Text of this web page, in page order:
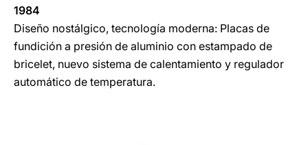
1984
Diseño nostálgico, tecnología moderna: Placas de
fundición a presión de aluminio con estampado de
bricelet, nuevo sistema de calentamiento y regulador
automático de temperatura.